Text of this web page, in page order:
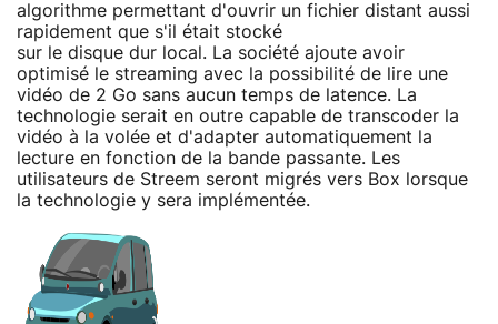
algorithme permettant d'ouvrir un fichier distant aussi
rapidement que s'il était stocké
sur le disque dur local. La société ajoute avoir
optimisé le streaming avec la possibilité de lire une
vidéo de 2 Go sans aucun temps de latence. La
technologie serait en outre capable de transcoder la
vidéo à la volée et d'adapter automatiquement la
lecture en fonction de la bande passante. Les
utilisateurs de Streem seront migrés vers Box lorsque
la technologie y sera implémentée.